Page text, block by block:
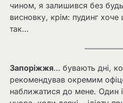
чином, я залишився без
висновку, крім: пудинг хоче
так…
Запоріжжя… бувають дні,
рекомендував окремим
наближатися до мене. Один